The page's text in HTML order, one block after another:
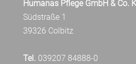
Humanas Pflege GmbH & Co.
Südstraße 1
39326 Colbitz
Tel. 039207 84888-0